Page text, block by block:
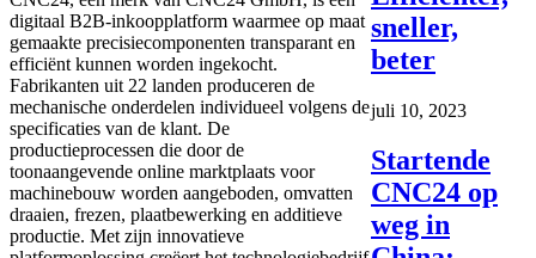
digitaal B2B-inkoopplatform waarmee op maat
gemaakte precisiecomponenten transparant en
efficiënt kunnen worden ingekocht.
Fabrikanten uit 22 landen produceren de
mechanische onderdelen individueel volgens de
specificaties van de klant. De
productieprocessen die door de
toonaangevende online marktplaats voor
machinebouw worden aangeboden, omvatten
draaien, frezen, plaatbewerking en additieve
productie. Met zijn innovatieve
sneller,
beter
juli 10, 2023
Startende
CNC24 op
weg in